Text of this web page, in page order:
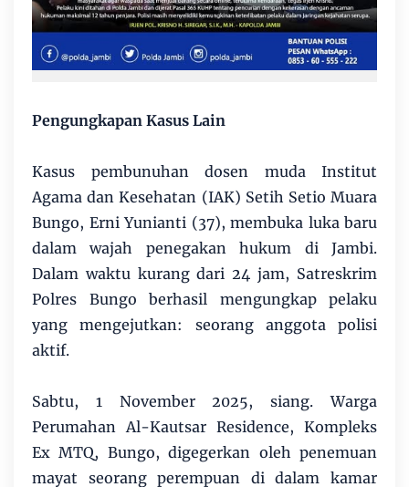
Pengungkapan Kasus Lain
Kasus pembunuhan dosen muda Institut
Agama dan Kesehatan (IAK) Setih Setio Muara
Bungo, Erni Yunianti (37), membuka luka baru
dalam wajah penegakan hukum di Jambi.
Dalam waktu kurang dari 24 jam, Satreskrim
Polres Bungo berhasil mengungkap pelaku
yang mengejutkan: seorang anggota polisi
aktif.
Sabtu, 1 November 2025, siang. Warga
Perumahan Al-Kautsar Residence, Kompleks
Ex MTQ, Bungo, digegerkan oleh penemuan
mayat seorang perempuan di dalam kamar